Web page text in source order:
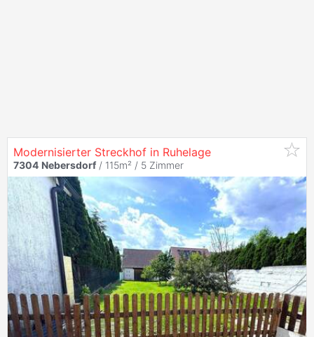
Modernisierter Streckhof in Ruhelage
7304 Nebersdorf / 115m² / 5 Zimmer